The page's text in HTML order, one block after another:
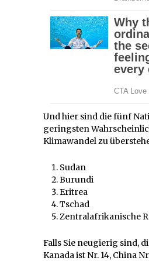
Und hier sind die fünf
geringsten
Klimawandel zu
Sudan
Burundi
Eritrea
Tschad
Zentralafrikanische
Falls Sie neugierig sind,
Kanada ist Nr. 14, China